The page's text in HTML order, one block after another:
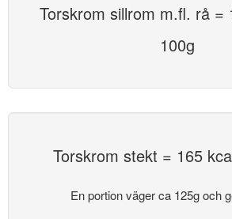
Torskrom sillrom m.fl. rå =
100g
Torskrom stekt = 165
En portion väger ca 125g och